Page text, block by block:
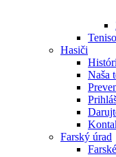
Hasiči
Naša
Farský úrad